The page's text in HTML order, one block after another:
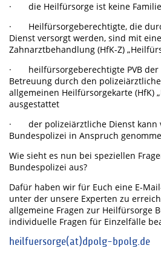
· die Heilfürsorge ist keine
· Heilfürsorgeberechtigte, die
Dienst versorgt werden, sind mit
Zahnarztbehandlung (HfK-Z)
· heilfürsorgeberechtigte PVB der
Betreuung durch den
allgemeinen Heilfürsorgekarte (HfK)
ausgestattet
· der polizeiärztliche Dienst kann
Bundespolizei in Anspruch
Wie sieht es nun bei speziellen
Bundespolizei aus?
Dafür haben wir für Euch eine E-
unter der unsere Experten zu
allgemeine Fragen zur Heilfürsorge
individuelle Fragen für Einzelfälle
heilfuersorge(at)dpolg-bpolg.de